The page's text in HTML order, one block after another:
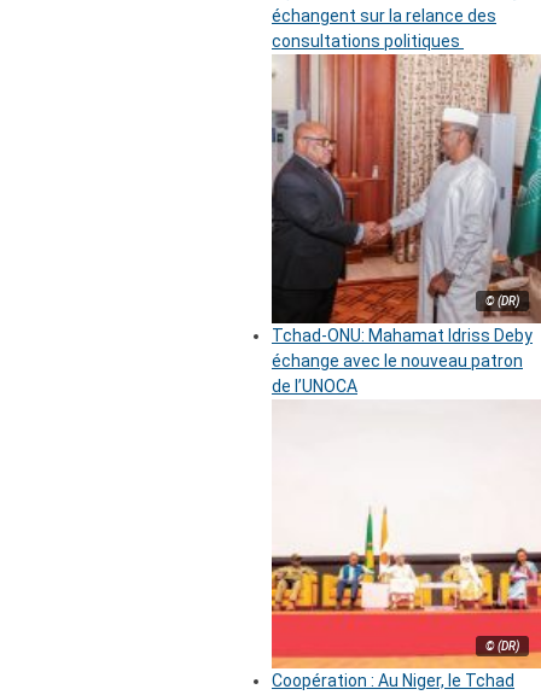
échangent sur la relance des
consultations politiques
© (DR)
Tchad-ONU: Mahamat Idriss Deby
échange avec le nouveau patron
de l’UNOCA
© (DR)
Coopération : Au Niger, le Tchad